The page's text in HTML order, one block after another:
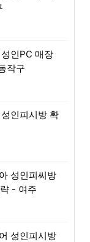
인PC 매장
작구
인피시방 확
성인피씨방
- 여주
성인피시방